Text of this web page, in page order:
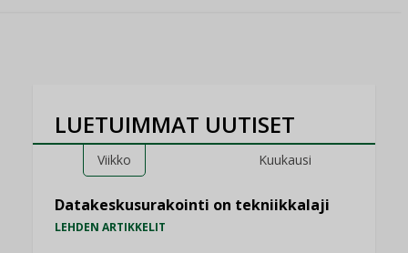
LUETUIMMAT UUTISET
Viikko Kuukausi
Datakeskusurakointi on tekniikkalaji
LEHDEN ARTIKKELIT